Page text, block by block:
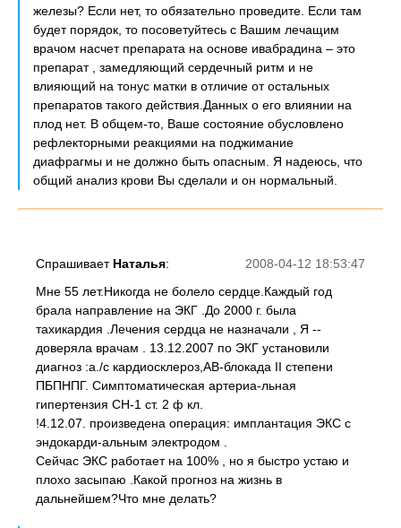
железы? Если нет, то обязательно проведите. Если там
будет порядок, то посоветуйтесь с Вашим лечащим
врачом насчет препарата на основе ивабрадина – это
препарат , замедляющий сердечный ритм и не
влияющий на тонус матки в отличие от остальных
препаратов такого действия.Данных о его влиянии на
плод нет. В общем-то, Ваше состояние обусловлено
рефлекторными реакциями на поджимание
диафрагмы и не должно быть опасным. Я надеюсь, что
общий анализ крови Вы сделали и он нормальный.
2008-04-12 18:53:47
Спрашивает Наталья:
Мне 55 лет.Никогда не болело сердце.Каждый год
брала направление на ЭКГ .До 2000 г. была
тахикардия .Лечения сердца не назначали , Я --
доверяла врачам . 13.12.2007 по ЭКГ установили
диагноз :а./с кардиосклероз,АВ-блокада II степени
ПБПНПГ. Симптоматическая артериа-льная
гипертензия СН-1 ст. 2 ф кл.
!4.12.07. произведена операция: имплантация ЭКС с
эндокарди-альным электродом .
Сейчас ЭКС работает на 100% , но я быстро устаю и
плохо засыпаю .Какой прогноз на жизнь в
дальнейшем?Что мне делать?